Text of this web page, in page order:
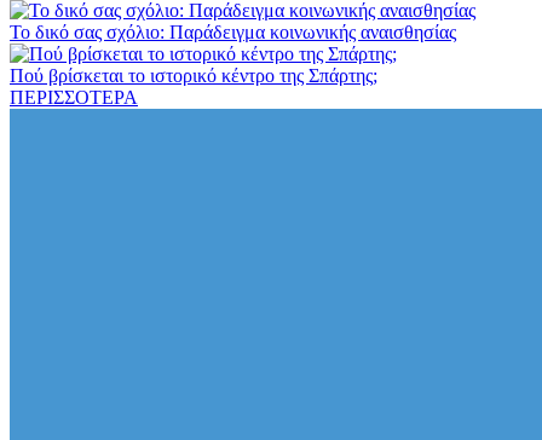
Το δικό σας σχόλιο: Παράδειγμα κοινωνικής αναισθησίας
Πού βρίσκεται το ιστορικό κέντρο της Σπάρτης;
ΠΕΡΙΣΣΟΤΕΡΑ